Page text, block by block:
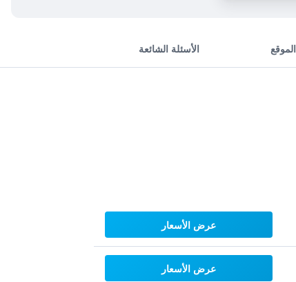
الموقع الأسئلة الشائعة
عرض الأسعار
عرض الأسعار